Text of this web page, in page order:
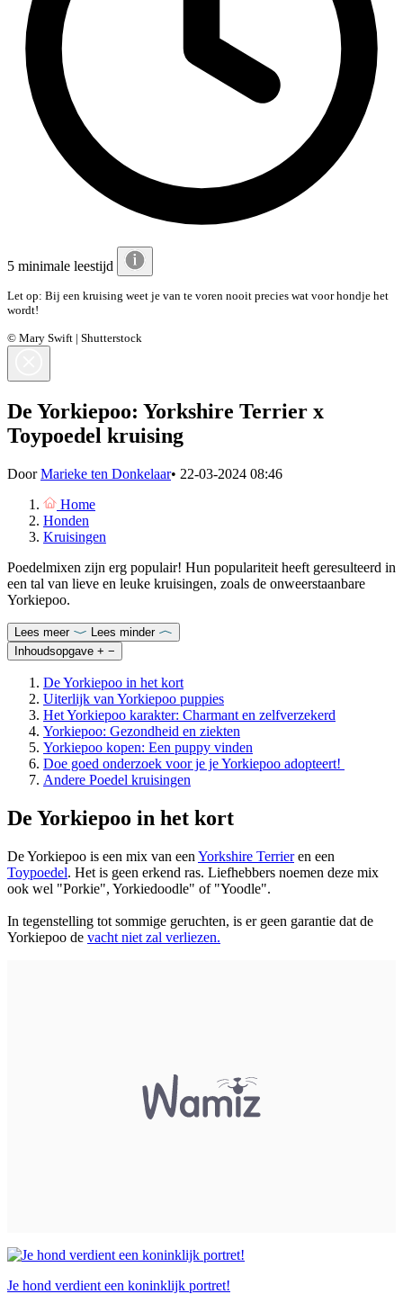
5 minimale leestijd
Let op: Bij een kruising weet je van te voren nooit precies wat voor hondje het
wordt!
© Mary Swift | Shutterstock
De Yorkiepoo: Yorkshire Terrier x
Toypoedel kruising
DoorMarieke ten Donkelaar• 22-03-2024 08:46
Home
Honden
Kruisingen
Poedelmixen zijn erg populair! Hun populariteit heeft geresulteerd in
een tal van lieve en leuke kruisingen, zoals de onweerstaanbare
Yorkiepoo.
Lees meer
Lees minder
Inhoudsopgave + −
De Yorkiepoo in het kort
Uiterlijk van Yorkiepoo puppies
Het Yorkiepoo karakter: Charmant en zelfverzekerd
Yorkiepoo: Gezondheid en ziekten
Yorkiepoo kopen: Een puppy vinden
Doe goed onderzoek voor je je Yorkiepoo adopteert!
Andere Poedel kruisingen
De Yorkiepoo in het kort
De Yorkiepoo is een mix van een Yorkshire Terrieren een
Toypoedel. Het is geen erkend ras. Liefhebbers noemen deze mix
ook wel "Porkie", Yorkiedoodle" of "Yoodle".
In tegenstelling tot sommige geruchten, is er geen garantie dat de
Yorkiepoo de vacht niet zal verliezen.
Je hond verdient een koninklijk portret!